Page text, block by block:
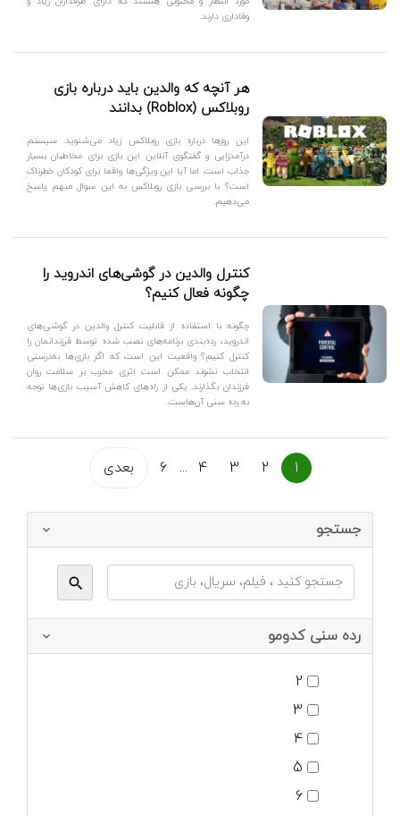
جستجو
رده سنی کدومو
2
3
4
5
6
وفاداری دارند.
هر آنچه که والدین باید درباره بازی
روبلاکس (Roblox) بدانند
این روزها درباره بازی روبلاکس زیاد می‌شنوید. سیستم
درآمدزایی و گفتگوی آنلاین این بازی برای مخاطبان بسیار
جذاب است. اما آیا این ویژگی‌ها واقعا برای کودکان خطرناک
است؟ با بررسی بازی روبلاکس به این سوال مبهم پاسخ
می‌دهیم.
کنترل والدین در گوشی‌های اندروید را
چگونه فعال کنیم؟
چگونه با استفاده از قابلیت کنترل والدین در گوشی‌های
اندروید، رده‌بندی برنامه‌های نصب شده توسط فرزندانمان را
کنترل کنیم؟ واقعیت این است که اگر بازی‌ها به‌درستی
انتخاب نشوند ممکن است اثری مخرب بر سلامت روان
فرزندان بگذارند. یکی از راه‌های کاهش آسیب بازی‌ها توجه
به رده سنی آن‌هاست.
1
2
3
4
...
6 بعدی